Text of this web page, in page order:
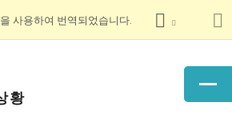
사용하여 번역되었습니다.
황